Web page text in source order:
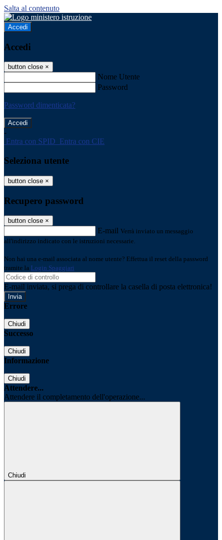
Salta al contenuto
Accedi
Accedi
button close ×
Nome Utente
Password
Password dimenticata?
-
Entra con SPID Entra con CIE
Seleziona utente
button close ×
Recupero password
button close ×
E-mail Verrà inviato un messaggio
all'indirizzo indicato con le istruzioni necessarie.
Non hai una e-mail associata al nome utente? Effettua il reset della password
tramite la Login Spaggiari
E-mail inviata, si prega di controllare la casella di posta elettronica!
Errore
Chiudi
Successo
Chiudi
Informazione
Chiudi
Attendere...
Attendere il completamento dell'operazione...
Chiudi